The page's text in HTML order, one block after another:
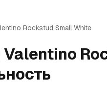
Rockstud Small White
Valentino